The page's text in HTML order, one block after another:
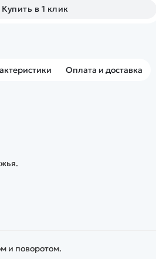
Купить в 1 клик
Оплата и доставка
и поворотом.